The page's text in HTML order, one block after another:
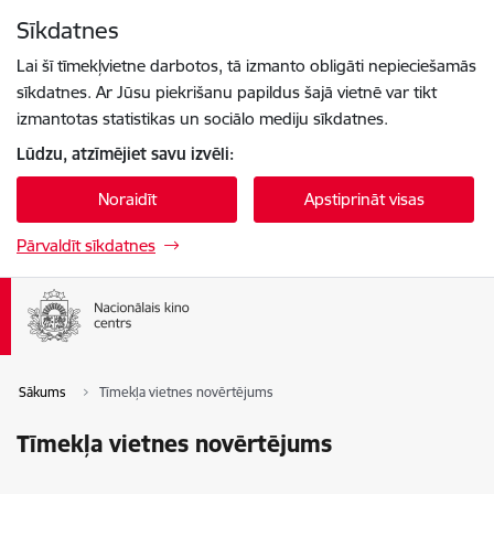
Sīkdatnes
Lai šī tīmekļvietne darbotos, tā izmanto obligāti nepieciešamās
sīkdatnes. Ar Jūsu piekrišanu papildus šajā vietnē var tikt
izmantotas statistikas un sociālo mediju sīkdatnes.
Lūdzu, atzīmējiet savu izvēli:
Noraidīt Apstiprināt visas
Pārvaldīt sīkdatnes
Sākums Tīmekļa vietnes novērtējums
Tīmekļa vietnes novērtējums